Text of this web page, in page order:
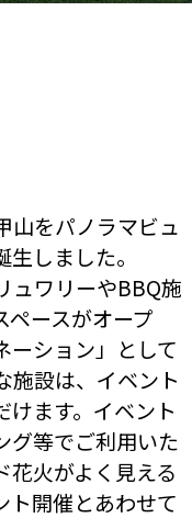
山をパノラマビュ
しました。
ュワリーやBBQ施
ペースがオープ
ーション」として
施設は、イベント
けます。イベント
グ等でご利用いた
花火がよく見える
ト開催とあわせて